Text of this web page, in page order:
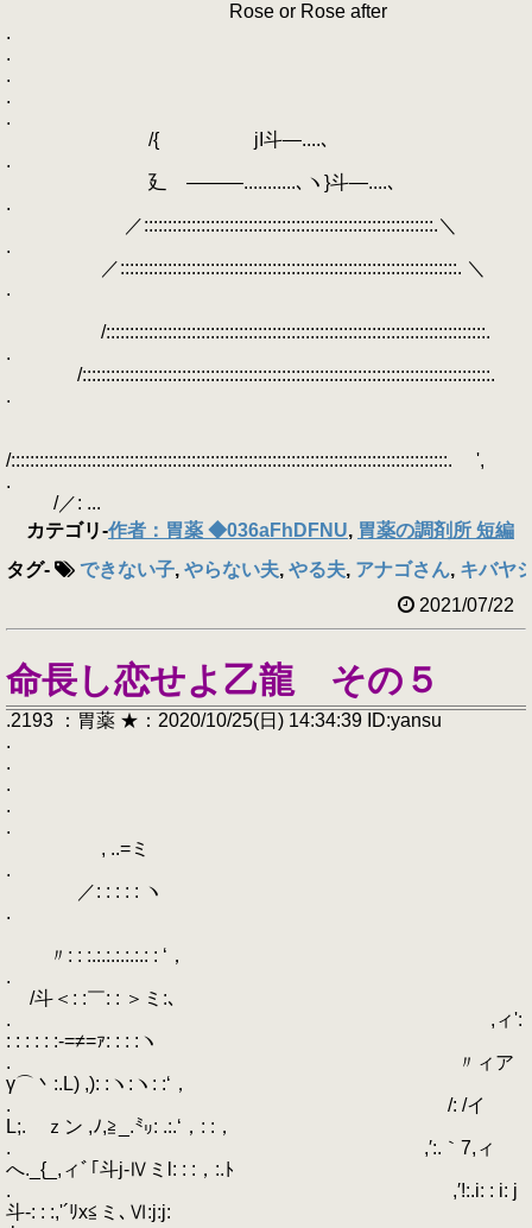
Rose or Rose after
.
.
.
.
.
/{ jI斗―....､
.
廴ゝ―――...........､ヽ}斗―....､
.
／:::::::::::::::::::::::::::::::::::::::::::::::::::::::::::::.＼
.
／:::::::::::::::::::::::::::::::::::::::::::::::::::::::::::::::::::::::. ＼
.
/::::::::::::::::::::::::::::::::::::::::::::::::::::::::::::::::::::::::::::::::.
.
/::::::::::::::::::::::::::::::::::::::::::::::::::::::::::::::::::::::::::::::::::::::.
.
/::::::::::::::::::::::::::::::::::::::::::::::::::::::::::::::::::::::::::::::::::::::::::::. ',
.
/／: ...
カテゴリ-作者：胃薬 ◆036aFhDFNU, 胃薬の調剤所 短編
タグ- できない子, やらない夫, やる夫, アナゴさん, キバヤ
2021/07/22
命長し恋せよ乙龍 その５
.2193 ：胃薬 ★：2020/10/25(日) 14:34:39 ID:yansu
.
.
.
.
.
, ..=ミ
.
／: : : : : ヽ
.
〃: : :.:.:.:.:.:.: : ‘，
.
/斗＜: :￣: : ＞ミ:､
. ,ィ':
: : : : : :-=≠=ｧ: : : :ヽ
. 〃ィア
γ⌒丶:.L) ,): :ヽ:ヽ: :‘，
. /: /イ
L;.ゝｚン ,ﾉ,≧_.㍉: .:.‘，: :，
. ,′:.｀7,ィ
へ._{_,ィﾞ｢斗j-Ⅳミl: : :，:.ﾄ
. ,′!:.i: : i: j
斗-: : :,'´ﾘx≦ミ､Ⅵ:j:j: